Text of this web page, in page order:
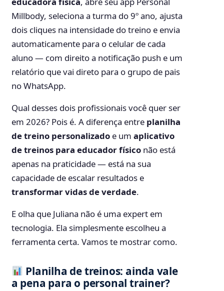
Millbody, seleciona a turma do 9º ano, ajusta
dois cliques na intensidade do treino e envia
automaticamente para o celular de cada
aluno — com direito a notificação push e um
relatório que vai direto para o grupo de pais
no WhatsApp.
Qual desses dois profissionais você quer ser
em 2026? Pois é. A diferença entre planilha
de treino personalizadoe um aplicativo
de treinos para educador físiconão está
apenas na praticidade — está na sua
capacidade de escalar resultados e
transformar vidas de verdade.
E olha que Juliana não é uma expert em
tecnologia. Ela simplesmente escolheu a
ferramenta certa. Vamos te mostrar como.
Planilha de treinos: ainda vale
a pena para o personal trainer?